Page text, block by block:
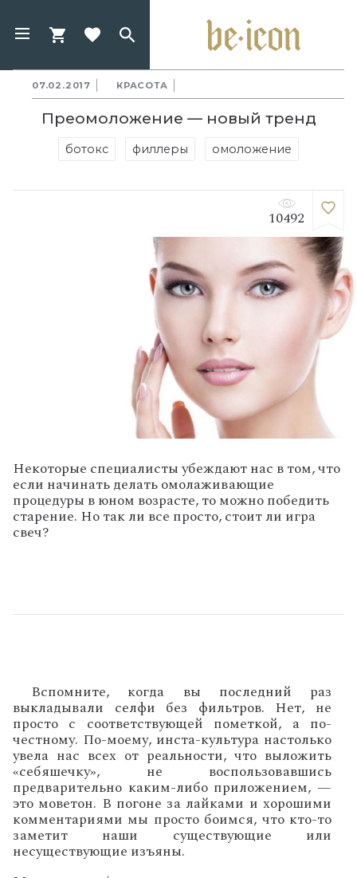
07.02.2017 КРАСОТА
Преомоложение — новый тренд
ботокс филлеры омоложение
10492
Некоторые специалисты убеждают нас в том, что
если начинать делать омолаживающие
процедуры в юном возрасте, то можно победить
старение. Но так ли все просто, стоит ли игра
свеч?
Вспомните, когда вы последний раз
выкладывали селфи без фильтров. Нет, не
просто с соответствующей пометкой, а по-
честному. По-моему, инста-культура настолько
увела нас всех от реальности, что выложить
«себяшечку», не воспользовавшись
предварительно каким-либо приложением, —
это моветон. В погоне за лайками и хорошими
комментариями мы просто боимся, что кто-то
заметит наши существующие или
несуществующие изъяны.